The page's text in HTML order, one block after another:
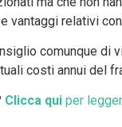
vantaggi relativi
comunque di
costi annui del
Clicca qui per